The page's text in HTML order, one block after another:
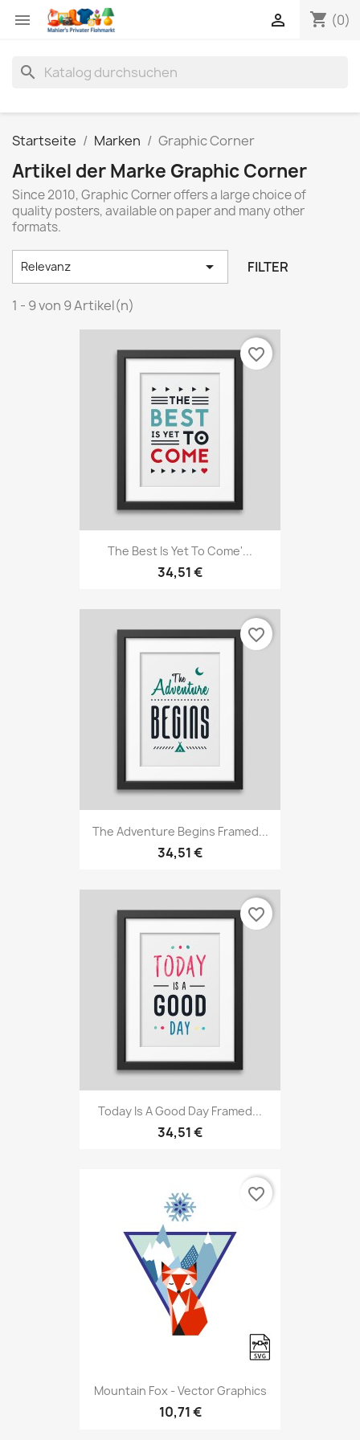
 shopping_cart (0)

search
Startseite Marken Graphic Corner
Artikel der Marke Graphic Corner
Since 2010, Graphic Corner offers a large choice of
quality posters, available on paper and many other
formats.
Relevanz  FILTER
1 - 9 von 9 Artikel(n)
The Best Is Yet To Come'...
34,51 €
favorite_border
The Adventure Begins Framed...
34,51 €
favorite_border
Today Is A Good Day Framed...
34,51 €
favorite_border
Mountain Fox - Vector Graphics
10,71 €
favorite_border